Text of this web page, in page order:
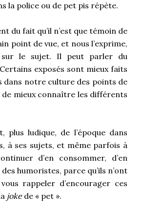
la police ou de pet pis répète.
du fait qu’il n’est que témoin de
point de vue, et nous l’exprime,
le sujet. Il peut parler du
exposés sont mieux faits
dans notre culture des points de
mieux connaître les différents
ludique, de l’époque dans
à ses sujets, et même parfois à
d’en consommer, d’en
humoristes, parce qu’ils n’ont
rappeler d’encourager ces
jokede « pet ».